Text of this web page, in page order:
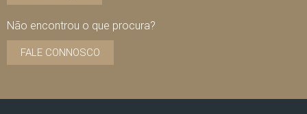
Não encontrou o que procura?
FALE CONNOSCO